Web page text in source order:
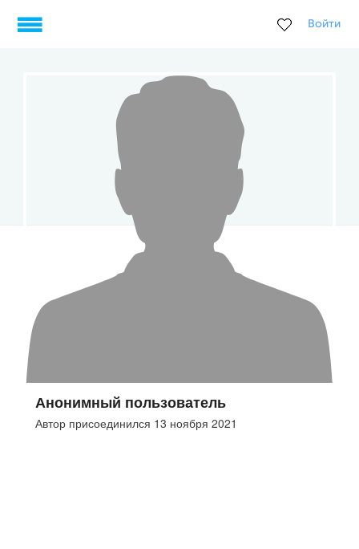
Войти
Анонимный пользователь
Автор присоединился 13 ноября 2021